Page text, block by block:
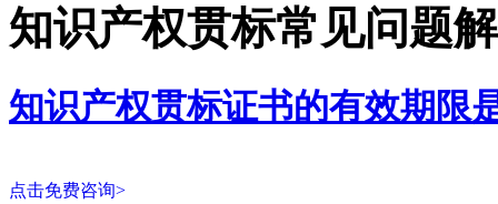
知识产权贯标常见问题
知识产权贯标证书的有效期限
点击免费咨询>